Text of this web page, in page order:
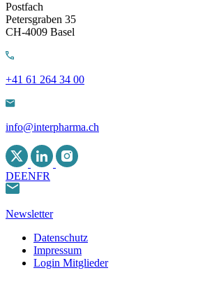
Postfach
Petersgraben 35
CH-4009 Basel
+41 61 264 34 00
info@interpharma.ch
DEENFR
Newsletter
Datenschutz
Impressum
Login Mitglieder